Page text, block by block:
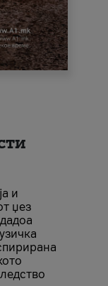
и
џез